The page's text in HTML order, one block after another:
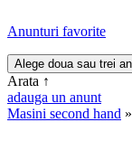
Anunturi favorite
Arata ↑
adauga un anunt
Masini second hand »